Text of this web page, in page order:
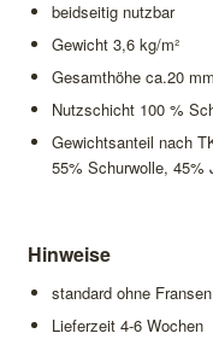
beidseitig nutzbar
Gewicht 3,6 kg/m²
Gesamthöhe ca.20 mm
Nutzschicht 100 %
Gewichtsanteil nach
55% Schurwolle, 45%
Hinweise
standard ohne Fransen
Lieferzeit 4-6 Wochen